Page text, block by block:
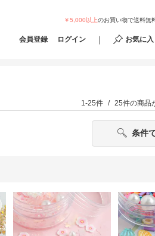
￥5,000以上のお買い物で送料無
会員登録 ログイン お気に入
1-25件 25件の商品
条件